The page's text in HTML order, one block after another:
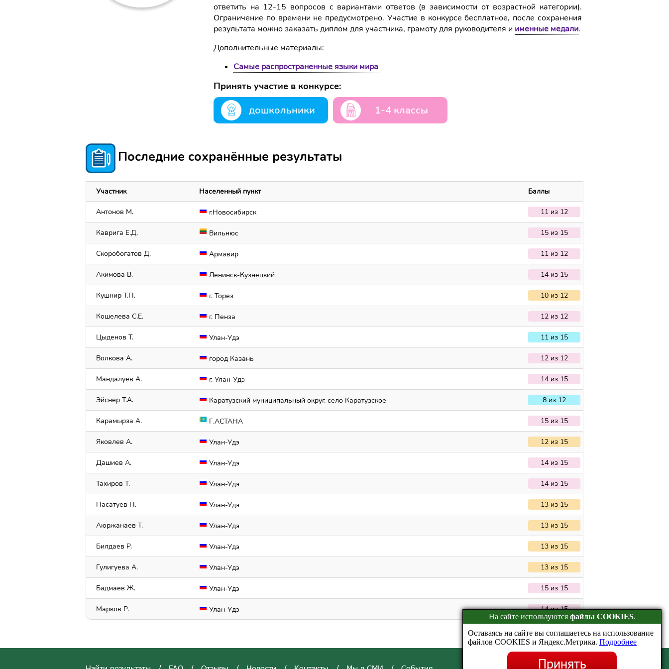
ответить на 12-15 вопросов с вариантами ответов (в зависимости от возрастной категории).
Ограничение по времени не предусмотрено. Участие в конкурсе бесплатное, после сохранения
результата можно заказать диплом для участника, грамоту для руководителя и именные медали.
Дополнительные материалы:
Самые распространенные языки мира
Принять участие в конкурсе:
дошкольники 1-4 классы
Последние сохранённые результаты
Участник Населенный пункт Баллы
Антонов М. г.Новосибирск 11 из 12
Каврига Е.Д. Вильнюс 15 из 15
Скоробогатов Д. Армавир 11 из 12
Акимова В. Ленинск-Кузнецкий 14 из 15
Кушнир Т.П. г. Торез 10 из 12
Кошелева С.Е. г. Пенза 12 из 12
Цыденов Т. Улан-Удэ 11 из 15
Волкова А. город Казань 12 из 12
Мандалуев А. г. Улан-Удэ 14 из 15
Эйснер Т.А. Каратузский муниципальный округ, село Каратузское 8 из 12
Карамырза А. Г.АСТАНА 15 из 15
Яковлев А. Улан-Удэ 12 из 15
Дашиев А. Улан-Удэ 14 из 15
Тахиров Т. Улан-Удэ 14 из 15
Насатуев П. Улан-Удэ 13 из 15
Аюржанаев Т. Улан-Удэ 13 из 15
Билдаев Р. Улан-Удэ 13 из 15
Гулигуева А. Улан-Удэ 13 из 15
Бадмаев Ж. Улан-Удэ 15 из 15
Марков Р. Улан-Удэ 14 из 15
На сайте используются файлы COOKIES.
Оставаясь на сайте вы соглашаетесь на использование
файлов COOKIES и Яндекс.Метрика. Подробнее
Принять